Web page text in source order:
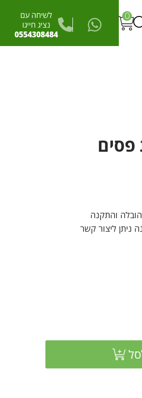
0
לשיחה עם
נציג חייגו
0554308484
פסים
והתקנה
ניתן ליצור קשר